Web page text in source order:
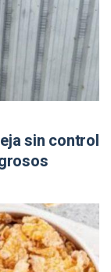
sin control